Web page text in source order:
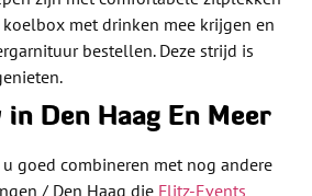
met drinken mee krijgen en
bestellen. Deze strijd is
Den Haag En Meer
goed combineren met nog andere
/ Den Haag die Flitz-Events